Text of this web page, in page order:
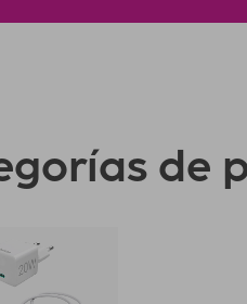
de